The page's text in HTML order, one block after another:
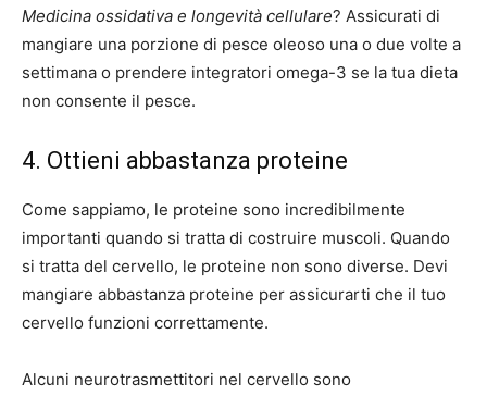
Medicina ossidativa e longevità cellulare? Assicurati di
mangiare una porzione di pesce oleoso una o due volte a
settimana o prendere integratori omega-3 se la tua dieta
non consente il pesce.
4. Ottieni abbastanza proteine
Come sappiamo, le proteine ​​sono incredibilmente
importanti quando si tratta di costruire muscoli. Quando
si tratta del cervello, le proteine ​​non sono diverse. Devi
mangiare abbastanza proteine ​​per assicurarti che il tuo
cervello funzioni correttamente.
Alcuni neurotrasmettitori nel cervello sono